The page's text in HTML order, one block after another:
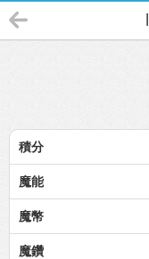
積分
魔能
魔幣
魔鑽